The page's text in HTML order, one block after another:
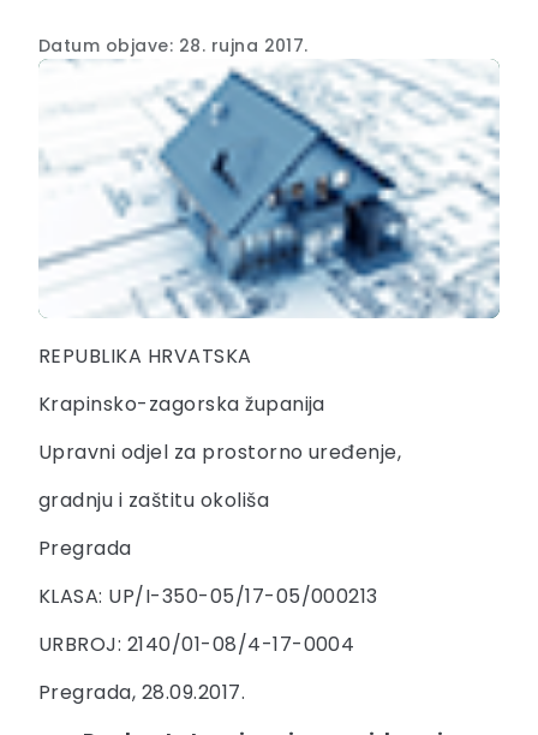
Datum objave: 28. rujna 2017.
REPUBLIKA HRVATSKA
Krapinsko-zagorska županija
Upravni odjel za prostorno uređenje,
gradnju i zaštitu okoliša
Pregrada
KLASA: UP/I-350-05/17-05/000213
URBROJ: 2140/01-08/4-17-0004
Pregrada, 28.09.2017.